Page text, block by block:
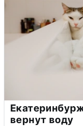
вернут воду